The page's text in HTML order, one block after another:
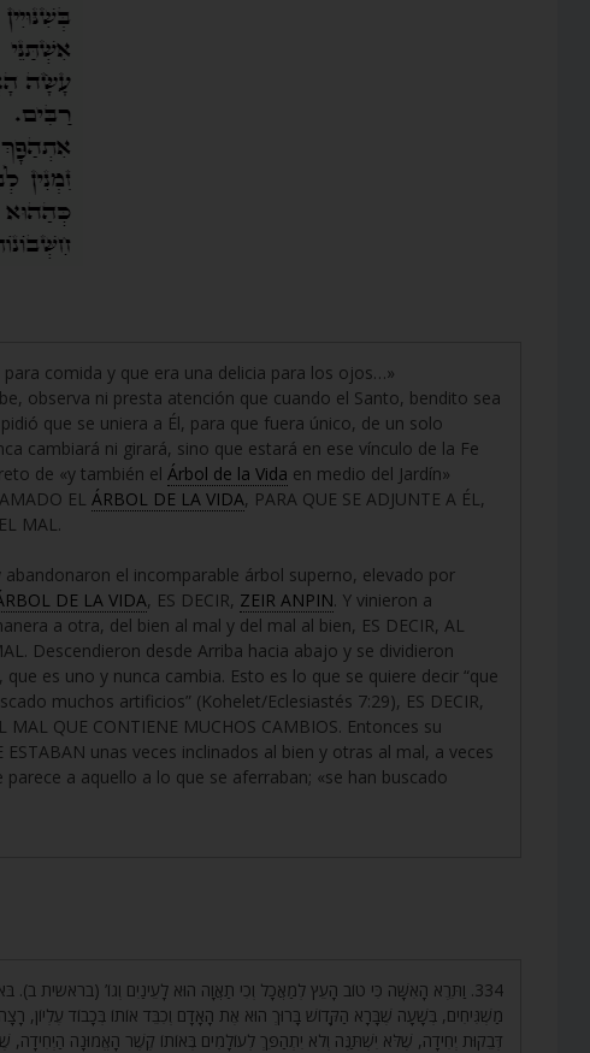
comida y que era una delicia para los ojos…»
observa ni presta atención que cuando el Santo, bendito sea
que se uniera a Él, para que fuera único, de un solo
cambiará ni girará, sino que estará en ese vínculo de la Fe
de «y también el Árbol de la Vida en medio del Jardín»
EL ÁRBOL DE LA VIDA, PARA QUE SE ADJUNTE A ÉL,
MAL.
el incomparable árbol superno, elevado por
DE LA VIDA, ES DECIR, ZEIR ANPIN. Y vinieron a
a otra, del bien al mal y del mal al bien, ES DECIR, AL
Descendieron desde Arriba hacia abajo y se dividieron
es uno y nunca cambia. Esto es lo que se quiere decir “que
muchos artificios” (Kohelet/Eclesiastés 7:29), ES DECIR,
QUE CONTIENE MUCHOS CAMBIOS. Entonces su
unas veces inclinados al bien y otras al mal, a veces
a aquello a lo que se aferraban; «se han buscado
334. וַתֵּרֶא הָאִשָּׁה כִּי טוֹב הָעֵץ לְמַאֲכָל וְכִי תַאֲוָה הוּא לָעֵינַיִם וְגוֹ’ (בראשית
מַשְׁגִּיחִים, בְּשָׁעָה שֶׁבָּרָא הַקָּדוֹשׁ בָּרוּךְ הוּא אֶת הָאָדָם וְכִבֵּד אוֹתוֹ בְּכָבוֹד עֶלְיוֹן,
דְּבֵקוּת יְחִידָה, שֶׁלֹּא יִשְׁתַּנֶּה וְלֹא יִתְהַפֵּךְ לְעוֹלָמִים בְּאוֹתוֹ קֶשֶׁר הָאֱמוּנָה הַיְחִידָה,